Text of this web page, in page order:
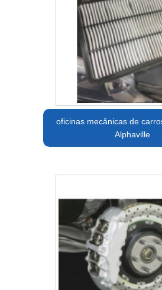
oficinas mecânicas de
Alphaville